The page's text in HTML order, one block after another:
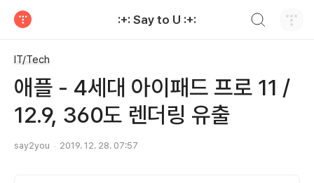
:+: Say to U :+:
IT/Tech
애플 - 4세대 아이패드 프로 11 /
12.9, 360도 렌더링 유출
say2you 2019. 12. 28. 07:57